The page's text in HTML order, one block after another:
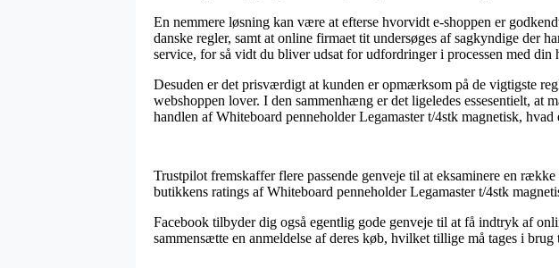
En nemmere løsning kan være at efterse hvorvidt e-shoppen er
danske regler, samt at online firmaet tit undersøges af sagkyndige der
service, for så vidt du bliver udsat for udfordringer i processen med din
Desuden er det prisværdigt at kunden er opmærksom på de vigtigste
webshoppen lover. I den sammenhæng er det ligeledes essesentielt, at
handlen af Whiteboard penneholder Legamaster t/4stk magnetisk, hvad
Trustpilot fremskaffer flere passende genveje til at eksaminere en
butikkens ratings af Whiteboard penneholder Legamaster t/4stk
Facebook tilbyder dig også egentlig gode genveje til at få indtryk af
sammensætte en anmeldelse af deres køb, hvilket tillige må tages i